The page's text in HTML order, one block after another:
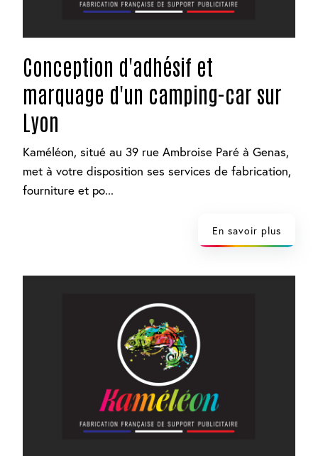
Conception d'adhésif et
marquage d'un camping-car sur
Lyon
Kaméléon, situé au 39 rue Ambroise Paré à Genas,
met à votre disposition ses services de fabrication,
fourniture et po...
En savoir plus